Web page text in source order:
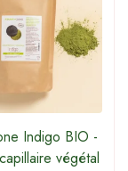
Indigo BIO -
végétal